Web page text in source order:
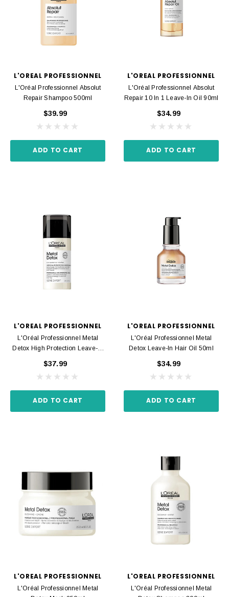
L'OREAL PROFESSIONNEL
L'Oréal Professionnel Absolut
Repair Shampoo 500ml
$39.99
ADD TO CART
L'OREAL PROFESSIONNEL
L'Oréal Professionnel Absolut
Repair 10 In 1 Leave-In Oil 90ml
$34.99
ADD TO CART
L'OREAL PROFESSIONNEL
L'Oréal Professionnel Metal
Detox High Protection Leave-In
$37.99
ADD TO CART
L'OREAL PROFESSIONNEL
L'Oréal Professionnel Metal
Detox Leave-In Hair Oil 50ml
$34.99
ADD TO CART
L'OREAL PROFESSIONNEL
L'Oréal Professionnel Metal
L'OREAL PROFESSIONNEL
L'Oréal Professionnel Metal